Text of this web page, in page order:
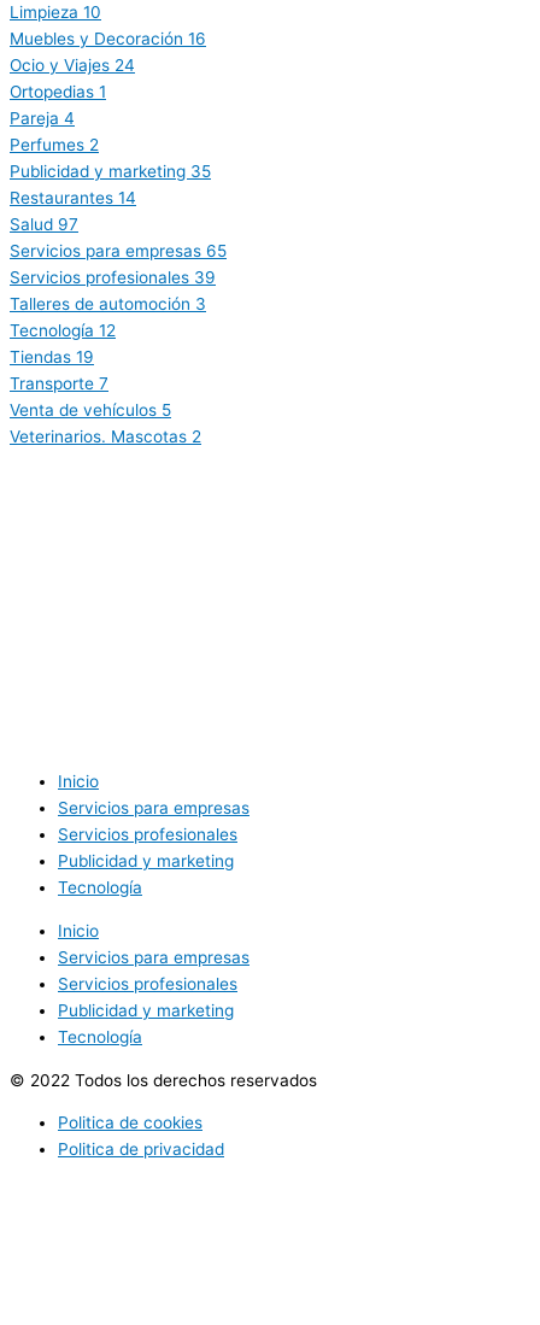
Limpieza 10
Muebles y Decoración 16
Ocio y Viajes 24
Ortopedias 1
Pareja 4
Perfumes 2
Publicidad y marketing 35
Restaurantes 14
Salud 97
Servicios para empresas 65
Servicios profesionales 39
Talleres de automoción 3
Tecnología 12
Tiendas 19
Transporte 7
Venta de vehículos 5
Veterinarios. Mascotas 2
Inicio
Servicios para empresas
Servicios profesionales
Publicidad y marketing
Tecnología
Inicio
Servicios para empresas
Servicios profesionales
Publicidad y marketing
Tecnología
© 2022 Todos los derechos reservados
Politica de cookies
Politica de privacidad